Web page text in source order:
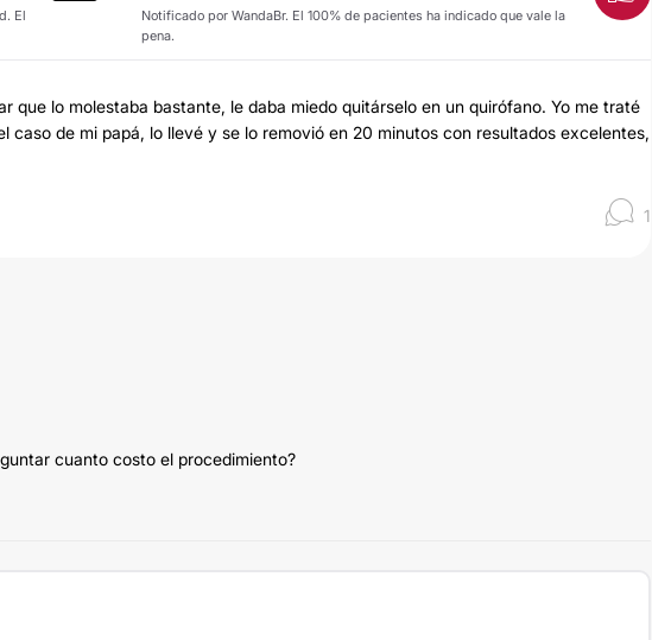
El
Notificado por WandaBr. El 100% de pacientes ha indicado que vale la
pena.
que lo molestaba bastante, le daba miedo quitárselo en un quirófano. Yo me traté
de mi papá, lo llevé y se lo removió en 20 minutos con resultados excelentes,
1
cuanto costo el procedimiento?